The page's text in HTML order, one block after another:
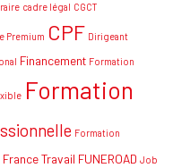
cadre légal CGCT
Premium CPF Dirigeant
Financement Formation
Formation
Formation
France Travail FUNEROAD Job